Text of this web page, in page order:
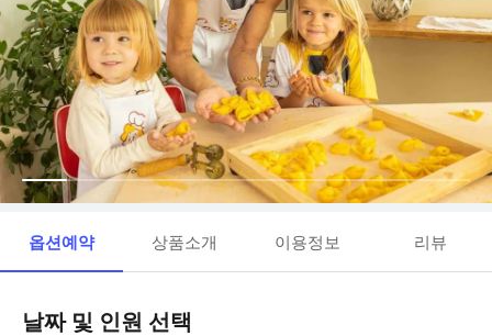
옵션예약 상품소개 이용정보 리뷰
날짜 및 인원 선택